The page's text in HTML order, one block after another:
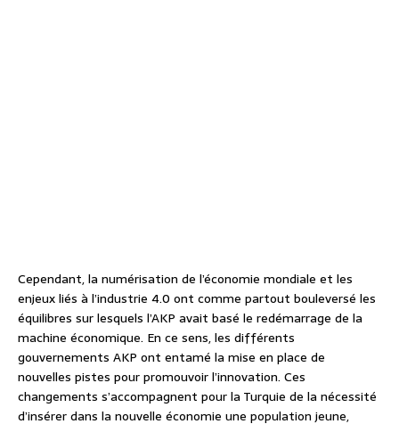
Cependant, la numérisation de l’économie mondiale et les
enjeux liés à l’industrie 4.0 ont comme partout bouleversé les
équilibres sur lesquels l’AKP avait basé le redémarrage de la
machine économique. En ce sens, les différents
gouvernements AKP ont entamé la mise en place de
nouvelles pistes pour promouvoir l’innovation. Ces
changements s’accompagnent pour la Turquie de la nécessité
d’insérer dans la nouvelle économie une population jeune,